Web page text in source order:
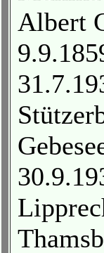
Albert